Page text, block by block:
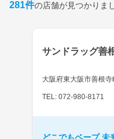
取扱店検索はこ
281件の店舗が見つかりま
サンドラッグ善
大阪府東大阪市善根寺
TEL: 072-980-8171
どこでもベープ 未